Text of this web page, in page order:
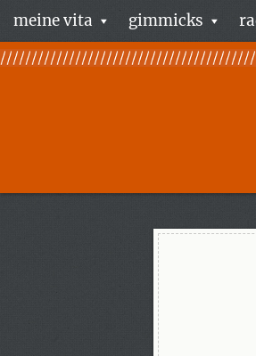
meine vita gimmicks